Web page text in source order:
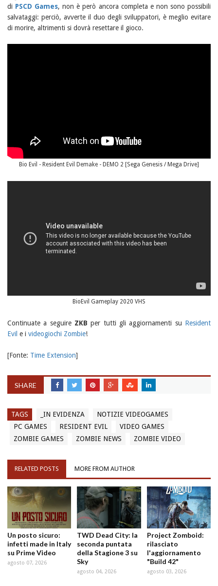
di PSCD Games, non è però ancora completa e non sono possibili
salvataggi: perciò, avverte il duo degli sviluppatori, è meglio evitare
di morire, altrimenti si dovrà resettare il gioco.
Bio Evil - Resident Evil Demake - DEMO 2 [Sega Genesis / Mega Drive]
BioEvil Gameplay 2020 VHS
Continuate a seguire ZKB per tutti gli aggiornamenti su Resident
Evil e i videogiochi Zombie!
[Fonte: Time Extension]
SHARE
TAGS _IN EVIDENZA
NOTIZIE VIDEOGAMES
PC GAMES
RESIDENT EVIL
VIDEO GAMES
ZOMBIE GAMES
ZOMBIE NEWS ZOMBIE VIDEO
RELATED POSTS MORE FROM AUTHOR
Un posto sicuro:
infetti made in Italy
su Prime Video
agosto 07, 2026
TWD Dead City: la
seconda puntata
della Stagione 3 su
Sky
agosto 04, 2026
Project Zomboid:
rilasciato
l'aggiornamento
"Build 42"
agosto 03, 2026